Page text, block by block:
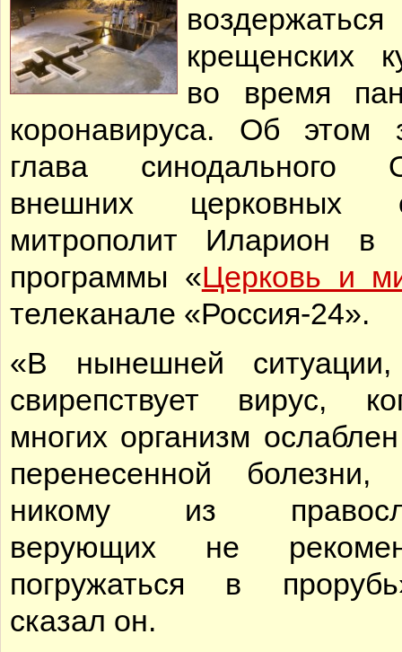
крещенских
во время
коронавируса. Об этом
глава синодального
внешних церковных
митрополит Иларион в
программы «Церковь и
телеканале «Россия-24».
«В нынешней ситуации,
свирепствует вирус,
многих организм
перенесенной
никому из
верующих не
погружаться в
сказал он.